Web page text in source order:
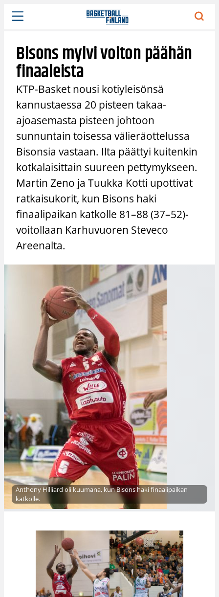
Siirry
sisältöön
Bisons mylvi voiton päähän
finaaleista
KTP-Basket nousi kotiyleisönsä
kannustaessa 20 pisteen takaa-
ajoasemasta pisteen johtoon
sunnuntain toisessa välieräottelussa
Bisonsia vastaan. Ilta päättyi kuitenkin
kotkalaisittain suureen pettymykseen.
Martin Zeno ja Tuukka Kotti upottivat
ratkaisukorit, kun Bisons haki
finaalipaikan katkolle 81–88 (37–52)-
voitollaan Karhuvuoren Steveco
Areenalta.
Anthony Hilliard oli kuumana, kun Bisons haki finaalipaikan
katkolle.